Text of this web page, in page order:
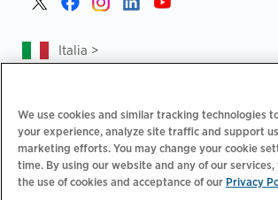
Italia >
Informativa sulla privacy | Le tue scelte
Note legali | Dichiarazione sull'accessibilità
condotta dei fornitori
| Informazioni EPR
We use cookies and similar tracking technologies
your experience, analyze site traffic and support
marketing efforts. You may change your cookie
time. By using our website and any of our
the use of cookies and acceptance of our Privacy